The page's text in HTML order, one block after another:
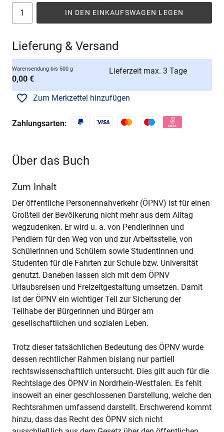
IN DEN EINKAUFSWAGEN LEGEN
Lieferung & Versand
Warensendung bis 500 g
0,00 €
Lieferzeit max. 3 Tage
Zum Merkzettel hinzufügen
Zahlungsarten:
Über das Buch
Zum Inhalt
Der öffentliche Personennahverkehr (ÖPNV) ist für einen
Großteil der Bevölkerung nicht mehr aus dem Alltag
wegzudenken. Er wird u. a. von Pendlerinnen und
Pendlern für den Weg von und zur Arbeitsstelle, von
Schülerinnen und Schülern sowie Studentinnen und
Studenten für die Fahrten zur Schule bzw. Universität
genutzt. Daneben lassen sich mit dem ÖPNV
Urlaubsreisen und Freizeitgestaltung umsetzen. Damit
ist der ÖPNV ein wichtiger Teil zur Sicherung der
Teilhabe der Bürgerinnen und Bürger am
gesellschaftlichen und sozialen Leben.
Trotz dieser tatsächlichen Bedeutung des ÖPNV wurde
dessen rechtlicher Rahmen bislang nur partiell
rechtswissenschaftlich untersucht. Dies gilt auch für die
Rechtslage des ÖPNV in Nordrhein-Westfalen. Es fehlt
insoweit an einer geschlossenen Darstellung, welche den
Rechtsrahmen umfassend darstellt. Erschwerend kommt
hinzu, dass das Recht des ÖPNV sich nicht